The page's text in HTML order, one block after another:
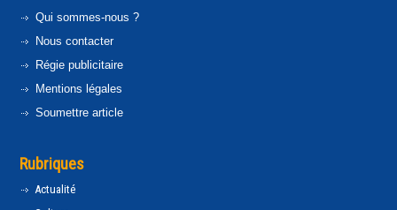
Qui sommes-nous ?
Nous contacter
Régie publicitaire
Mentions légales
Soumettre article
Rubriques
Actualité